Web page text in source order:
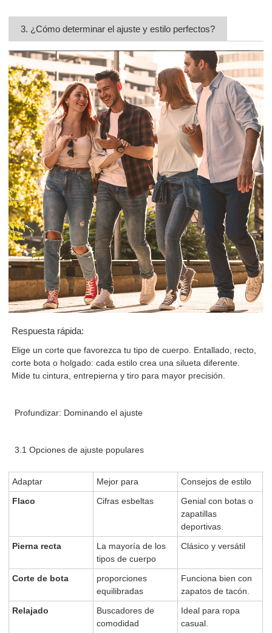
3. ¿Cómo determinar el ajuste y estilo perfectos?
Respuesta rápida:
Elige un corte que favorezca tu tipo de cuerpo. Entallado, recto,
corte bota o holgado: cada estilo crea una silueta diferente.
Mide tu cintura, entrepierna y tiro para mayor precisión.
Profundizar: Dominando el ajuste
3.1 Opciones de ajuste populares
Adaptar Mejor para
Consejos de estilo
Flaco
Cifras esbeltas
Genial con botas o
zapatillas
deportivas.
Pierna recta
La mayoría de los
tipos de cuerpo
Clásico y versátil
Corte de bota
proporciones
equilibradas
Funciona bien con
zapatos de tacón.
Relajado
Buscadores de
comodidad
Ideal para ropa
casual.